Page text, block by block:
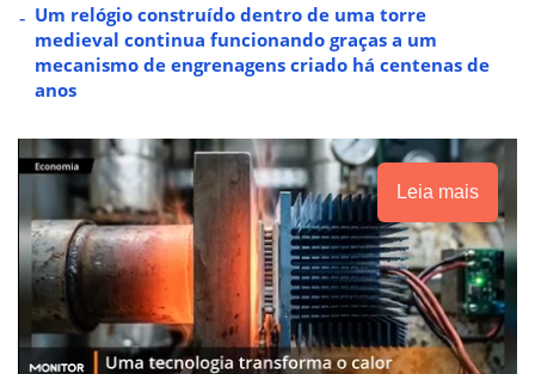
Um relógio construído dentro de uma torre
medieval continua funcionando graças a um
mecanismo de engrenagens criado há centenas de
anos
Leia mais